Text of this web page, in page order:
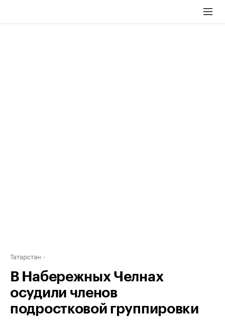
Татарстан
В Набережных Челнах
осудили членов
подростковой группировки